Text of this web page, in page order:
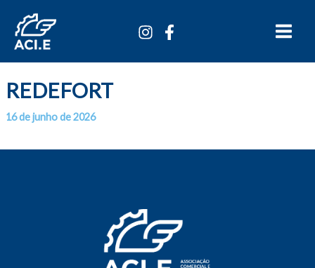
para
Menu
REDEFORT
Por
16 de junho de 2026